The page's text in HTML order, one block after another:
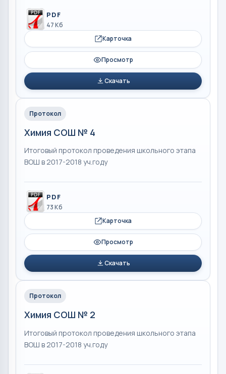
PDF
47 Кб
Карточка
Просмотр
Скачать
Протокол
Химия СОШ № 4
Итоговый протокол проведения школьного этапа
ВОШ в 2017-2018 уч.году
PDF
73 Кб
Карточка
Просмотр
Скачать
Протокол
Химия СОШ № 2
Итоговый протокол проведения школьного этапа
ВОШ в 2017-2018 уч.году